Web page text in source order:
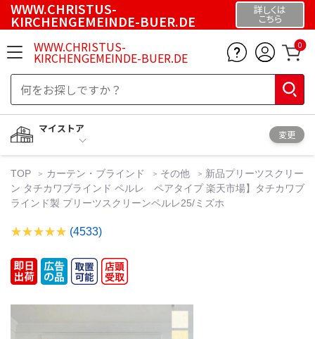
WWW.CHRISTUS-
KIRCHENGEMEINDE-BUER.DE
詳しくは
こちら
WWW.CHRISTUS-
KIRCHENGEMEINDE-BUER.DE
0
マイストア
変更
TOP カーテン・ブラインド その他
新品プリーツスクリー
ン タチカワブラインド ペルレ ペアタイプ 楽天市場】タチカワブ
ラインド製 プリーツスクリーンペルレ25/ミズホ
(4533)